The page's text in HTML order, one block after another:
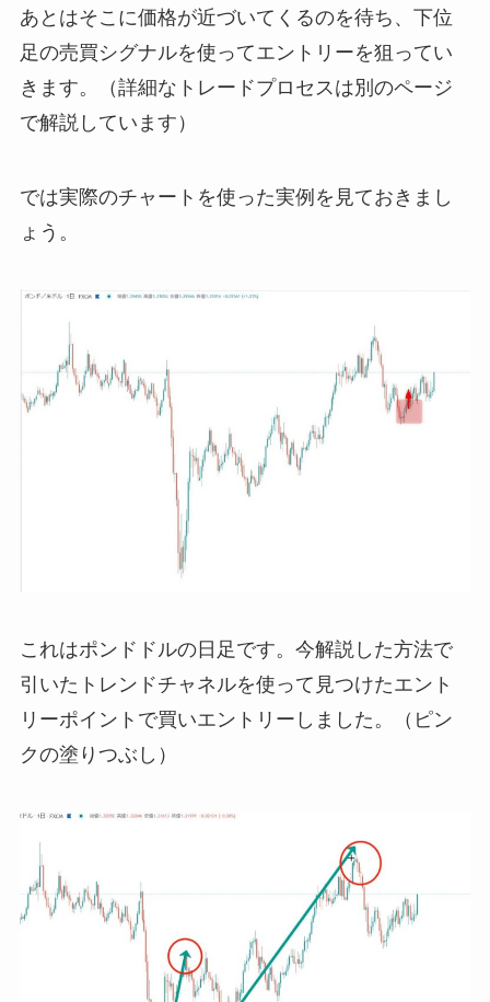
あとはそこに価格が近づいてくるのを待ち、下位
足の売買シグナルを使ってエントリーを狙ってい
きます。（詳細なトレードプロセスは別のページ
で解説しています）
では実際のチャートを使った実例を見ておきまし
ょう。
これはポンドドルの日足です。今解説した方法で
引いたトレンドチャネルを使って見つけたエント
リーポイントで買いエントリーしました。（ピン
クの塗りつぶし）